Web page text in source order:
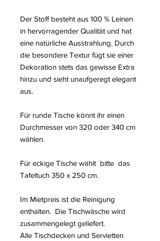
Der Stoff besteht aus 100 % Leinen
in hervorragender Qualität und hat
eine natürliche Ausstrahlung. Durch
die besondere Textur fügt sie einer
Dekoration stets das gewisse Extra
hinzu und sieht unaufgeregt elegant
aus.
Für runde Tische könnt ihr einen
Durchmesser von 320 oder 340 cm
wählen.
Für eckige Tische wählt bitte das
Tafeltuch 350 x 250 cm.
Im Mietpreis ist die Reinigung
enthalten. Die Tischwäsche wird
zusammengelegt geliefert.
Alle Tischdecken und Servietten